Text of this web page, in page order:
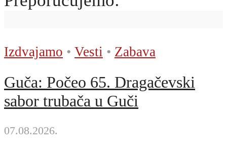
Izdvajamo • Vesti • Zabava
Guča: Počeo 65. Dragačevski
sabor trubača u Guči
07.08.2026.